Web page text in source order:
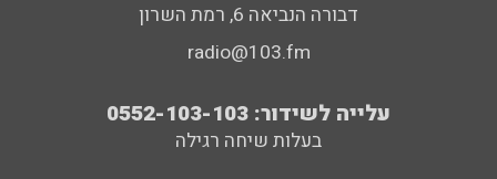
דבורה הנביאה 6, רמת השרון
radio@103.fm
עלייה לשידור: 0552-103-103
בעלות שיחה רגילה